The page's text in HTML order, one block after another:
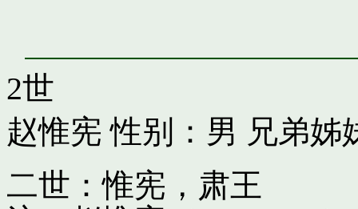
2世
赵惟宪 性别：男 兄弟姊
二世：惟宪，肃王